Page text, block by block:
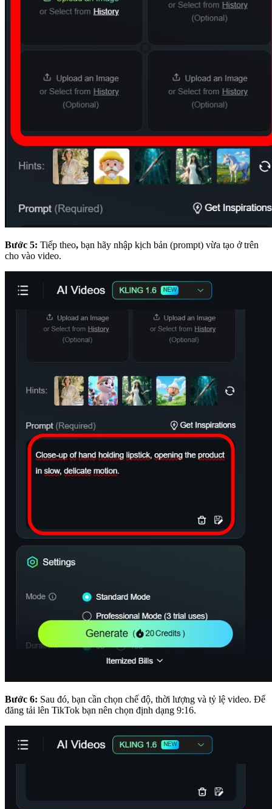
Bước 5: Tiếp theo, bạn hãy nhập kịch bản (prompt) vừa tạo ở trên
cho vào video.
Bước 6: Sau đó, bạn cần chọn chế độ, thời lượng và tỷ lệ video. Để
đăng tải lên TikTok bạn nên chọn định dạng 9:16.